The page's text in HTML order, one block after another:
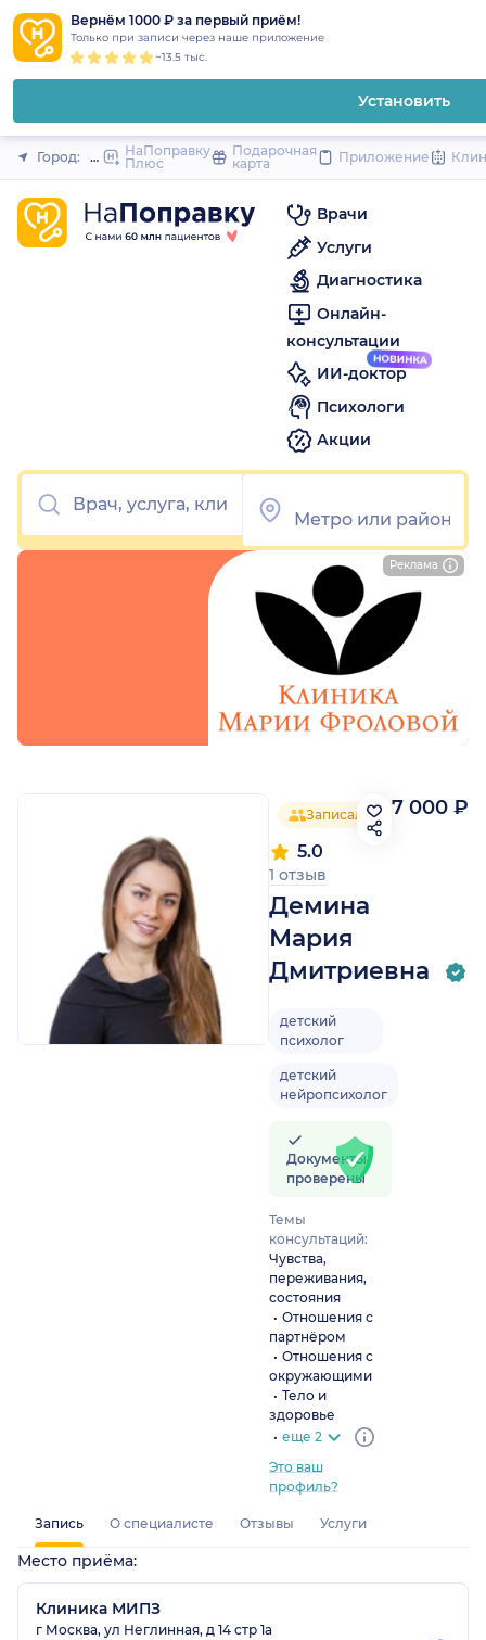
Вернём 1000 ₽ за первый приём!
Только при записи через наше приложение
~13.5 тыс.
Установить
Закрыть
Город: МоскваНаПоправку
Плюс
Подарочная
карта
Приложение
Врачи
Услуги
Диагностика
Онлайн-
консультации
ИИ-доктор
Психологи
Акции
Записался 21 человек
Демина
Мария
Дмитриевна
5.0
1 отзыв
детский
психолог
детский
нейропсихолог
Документы
проверены
Темы
консультаций:
Чувства,
переживания,
состояния
Отношения с
партнёром
Отношения с
окружающими
Тело и
здоровье
еще 2
Это ваш
профиль?
7 000 ₽
Реклама
Запись О специалисте Отзывы Услуги
Место приёма:
Клиника МИПЗ
г Москва, ул Неглинная, д 14 стр 1а